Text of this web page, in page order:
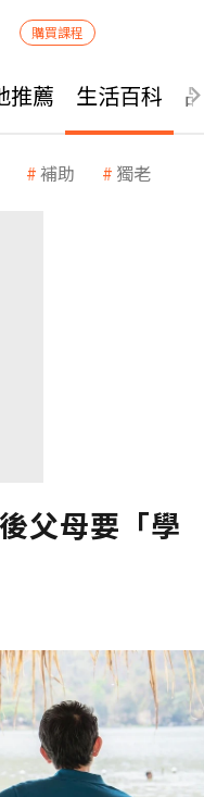
購買課程
推薦 生活百科
補助 獨老
父母要「學